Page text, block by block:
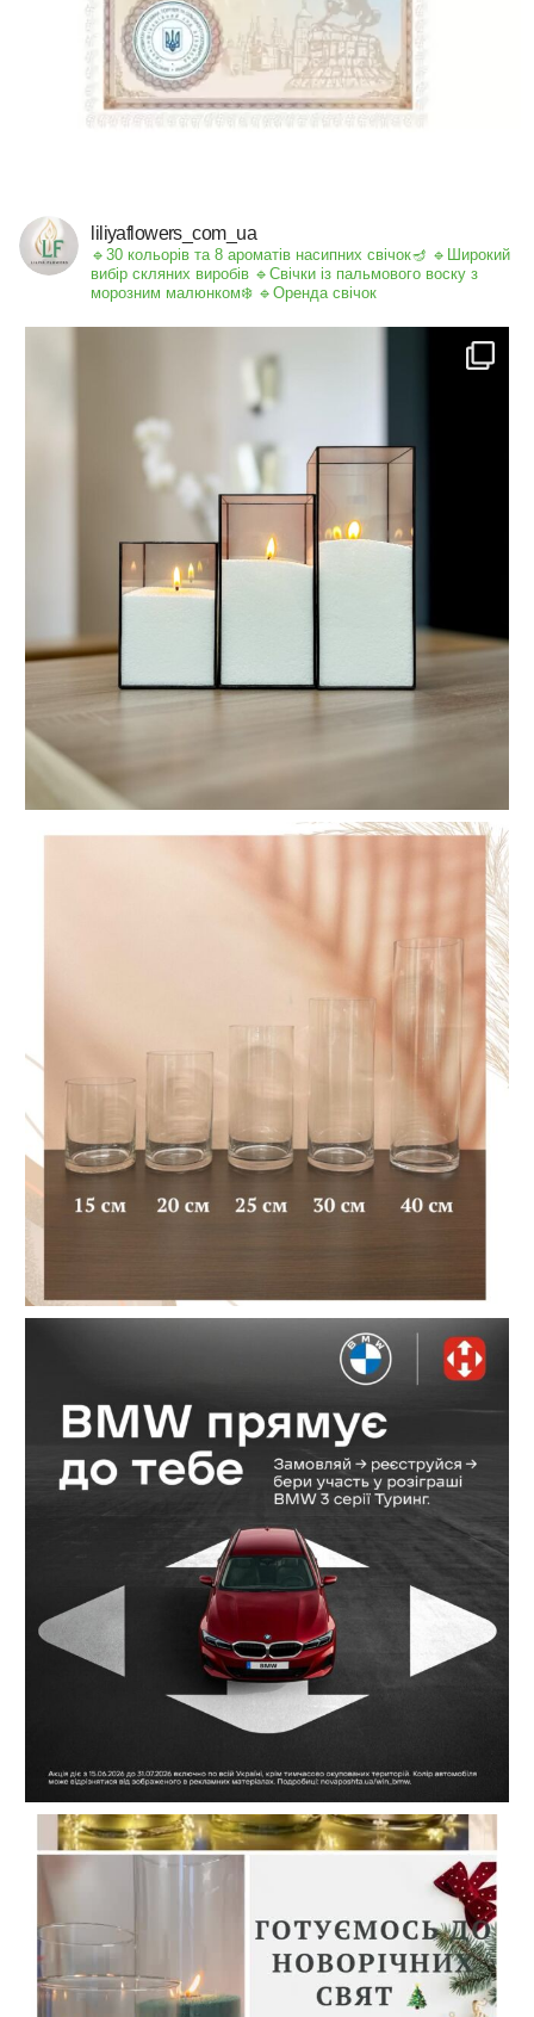
liliyaflowers_com_ua
🔹30 кольорів та 8 ароматів насипних свічок🪔 🔹Широкий
вибір скляних виробів 🔹Свічки із пальмового воску з
морозним малюнком❄️ 🔹Оренда свічок